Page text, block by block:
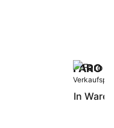
FARO
In